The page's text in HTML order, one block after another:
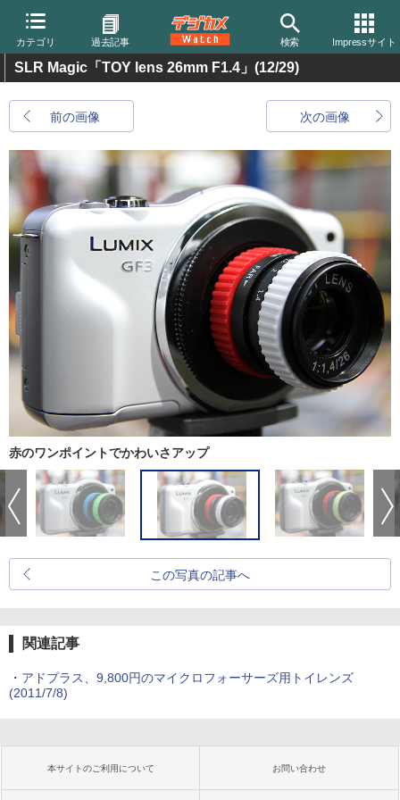
カテゴリ 過去記事 検索 Impressサイト
SLR Magic「TOY lens 26mm F1.4」 (12/29)
前の画像 次の画像
赤のワンポイントでかわいさアップ
この写真の記事へ
関連記事
・ アドプラス、9,800円のマイクロフォーサーズ用トイレンズ
(2011/7/8)
本サイトのご利用について お問い合わせ